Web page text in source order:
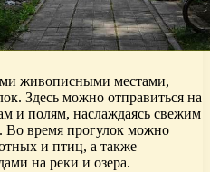
живописными местами,
Здесь можно отправиться на
и полям, наслаждаясь свежим
Во время прогулок можно
и птиц, а также
на реки и озера.